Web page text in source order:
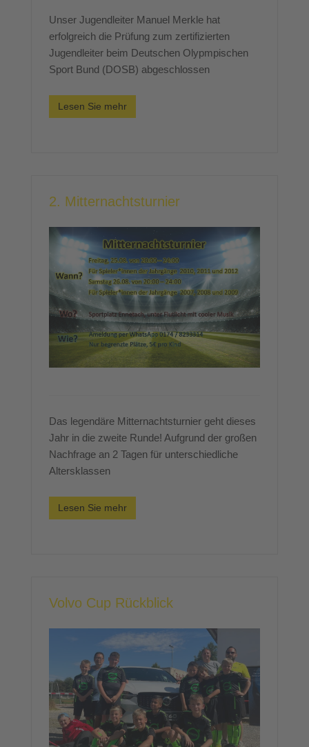
Unser Jugendleiter Manuel Merkle hat
erfolgreich die Prüfung zum zertifizierten
Jugendleiter beim Deutschen Olypmpischen
Sport Bund (DOSB) abgeschlossen
Lesen Sie mehr
2. Mitternachtsturnier
Das legendäre Mitternachtsturnier geht dieses
Jahr in die zweite Runde! Aufgrund der großen
Nachfrage an 2 Tagen für unterschiedliche
Altersklassen
Lesen Sie mehr
Volvo Cup Rückblick